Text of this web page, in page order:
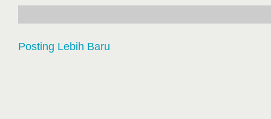
Posting Lebih Baru